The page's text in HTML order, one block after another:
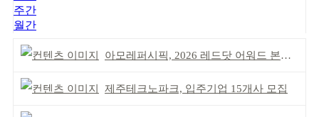
주간
월간
아모레퍼시픽, 2026 레드닷 어워드 본상 2개 수상
제주테크노파크, 입주기업 15개사 모집